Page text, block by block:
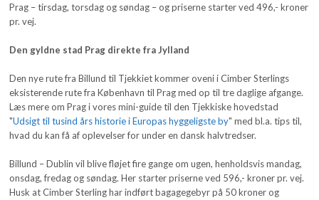
Prag – tirsdag, torsdag og søndag – og priserne starter ved 496,- kroner
pr. vej.
Den gyldne stad Prag direkte fra Jylland
Den nye rute fra Billund til Tjekkiet kommer oveni i Cimber Sterlings
eksisterende rute fra København til Prag med op til tre daglige afgange.
Læs mere om Prag i vores mini-guide til den Tjekkiske hovedstad
"Udsigt til tusind års historie i Europas hyggeligste by" med bl.a. tips til,
hvad du kan få af oplevelser for under en dansk halvtredser.
Billund – Dublin vil blive fløjet fire gange om ugen, henholdsvis mandag,
onsdag, fredag og søndag. Her starter priserne ved 596,- kroner pr. vej.
Husk at Cimber Sterling har indført bagagegebyr på 50 kroner og